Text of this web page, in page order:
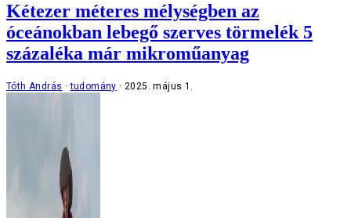
Kétezer méteres mélységben az
óceánokban lebegő szerves törmelék 5
százaléka már mikroműanyag
Tóth András tudomány 2025. május 1.